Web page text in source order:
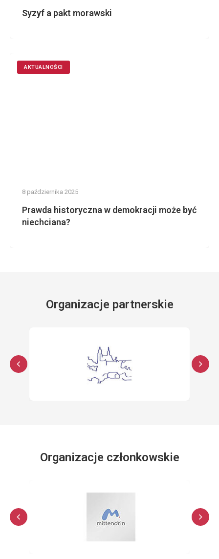
Syzyf a pakt morawski
AKTUALNOŚCI
8 października 2025
Prawda historyczna w demokracji może być
niechciana?
Organizacje partnerskie
Organizacje członkowskie